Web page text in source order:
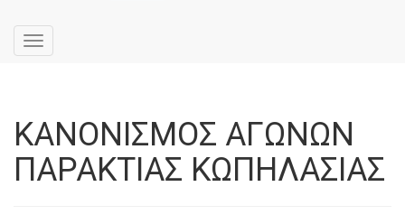
Toggle
navigation
ΚΑΝΟΝΙΣΜΟΣ ΑΓΩΝΩΝ
ΠΑΡΑΚΤΙΑΣ ΚΩΠΗΛΑΣΙΑΣ